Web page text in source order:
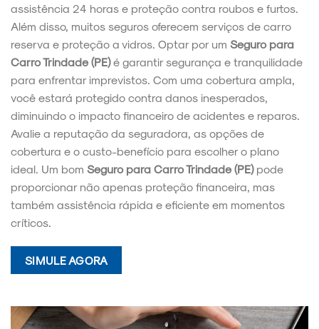
assistência 24 horas e proteção contra roubos e furtos.
Além disso, muitos seguros oferecem serviços de carro
reserva e proteção a vidros. Optar por um Seguro para
Carro Trindade (PE)é garantir segurança e tranquilidade
para enfrentar imprevistos. Com uma cobertura ampla,
você estará protegido contra danos inesperados,
diminuindo o impacto financeiro de acidentes e reparos.
Avalie a reputação da seguradora, as opções de
cobertura e o custo-benefício para escolher o plano
ideal. Um bom Seguro para Carro Trindade (PE)pode
proporcionar não apenas proteção financeira, mas
também assistência rápida e eficiente em momentos
críticos.
SIMULE AGORA